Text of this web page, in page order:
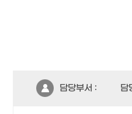
담당부서 : 담